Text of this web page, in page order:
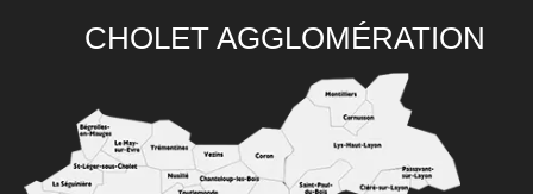
CHOLET AGGLOMÉRATION